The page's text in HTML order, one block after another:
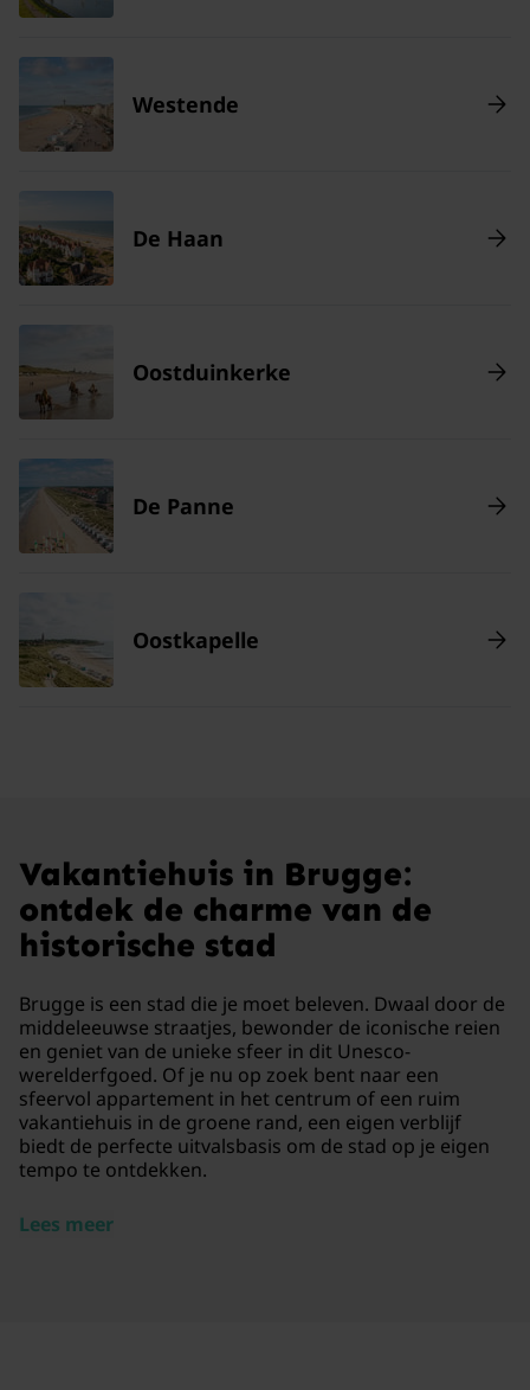
Westende
De Haan
Oostduinkerke
De Panne
Oostkapelle
Vakantiehuis in Brugge:
ontdek de charme van de
historische stad
Brugge is een stad die je moet beleven. Dwaal door de
middeleeuwse straatjes, bewonder de iconische reien
en geniet van de unieke sfeer in dit Unesco-
werelderfgoed. Of je nu op zoek bent naar een
sfeervol appartement in het centrum of een ruim
vakantiehuis in de groene rand, een eigen verblijf
biedt de perfecte uitvalsbasis om de stad op je eigen
tempo te ontdekken.
Lees meer